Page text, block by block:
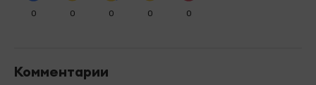
0 0 0 0 0
Комментарии